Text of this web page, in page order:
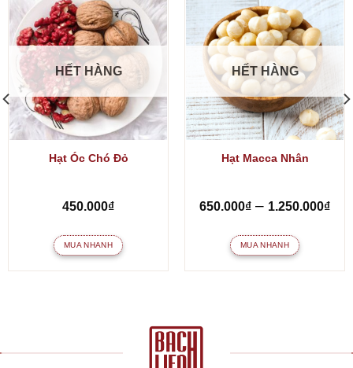
HẾT HÀNG
Hạt Óc Chó Đỏ
450.000₫
MUA NHANH
HẾT HÀNG
Hạt Macca Nhân
650.000₫ – 1.250.000₫
MUA NHANH
Sản